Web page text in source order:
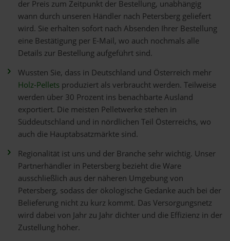
der Preis zum Zeitpunkt der Bestellung, unabhängig
wann durch unseren Händler nach Petersberg geliefert
wird. Sie erhalten sofort nach Absenden Ihrer Bestellung
eine Bestätigung per E-Mail, wo auch nochmals alle
Details zur Bestellung aufgeführt sind.
Wussten Sie, dass in Deutschland und Österreich mehr
Holz-Pellets produziert als verbraucht werden. Teilweise
werden über 30 Prozent ins benachbarte Ausland
exportiert. Die meisten Pelletwerke stehen in
Süddeutschland und in nördlichen Teil Österreichs, wo
auch die Hauptabsatzmärkte sind.
Regionalität ist uns und der Branche sehr wichtig. Unser
Partnerhändler in Petersberg bezieht die Ware
ausschließlich aus der näheren Umgebung von
Petersberg, sodass der ökologische Gedanke auch bei der
Belieferung nicht zu kurz kommt. Das Versorgungsnetz
wird dabei von Jahr zu Jahr dichter und die Effizienz in der
Zustellung höher.